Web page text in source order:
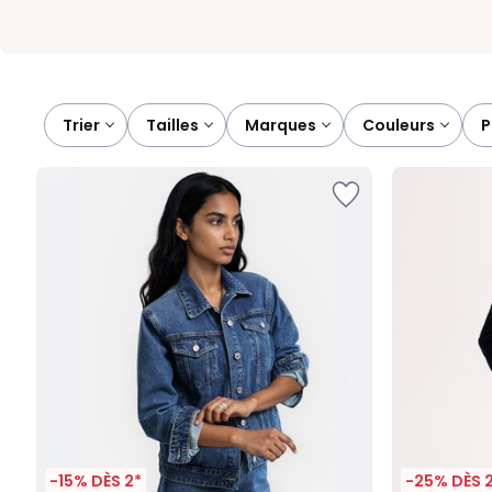
Trier
tailles marques couleurs
-15% DÈS 2* -25% DÈS